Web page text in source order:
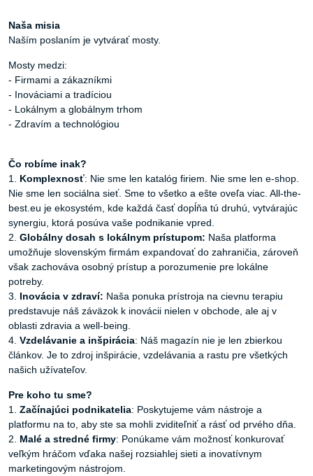
Naša misia
Naším poslaním je vytvárať mosty.
Mosty medzi:
- Firmami a zákazníkmi
- Inováciami a tradíciou
- Lokálnym a globálnym trhom
- Zdravím a technológiou
Čo robíme inak?
1. Komplexnosť: Nie sme len katalóg firiem. Nie sme len e-shop.
Nie sme len sociálna sieť. Sme to všetko a ešte oveľa viac. All-the-
best.eu je ekosystém, kde každá časť dopĺňa tú druhú, vytvárajúc
synergiu, ktorá posúva vaše podnikanie vpred.
2. Globálny dosah s lokálnym prístupom: Naša platforma
umožňuje slovenským firmám expandovať do zahraničia, zároveň
však zachováva osobný prístup a porozumenie pre lokálne
potreby.
3. Inovácia v zdraví: Naša ponuka prístroja na cievnu terapiu
predstavuje náš záväzok k inovácii nielen v obchode, ale aj v
oblasti zdravia a well-being.
4. Vzdelávanie a inšpirácia: Náš magazín nie je len zbierkou
článkov. Je to zdroj inšpirácie, vzdelávania a rastu pre všetkých
našich užívateľov.
Pre koho tu sme?
1. Začínajúci podnikatelia: Poskytujeme vám nástroje a
platformu na to, aby ste sa mohli zviditeľniť a rásť od prvého dňa.
2. Malé a stredné firmy: Ponúkame vám možnosť konkurovať
veľkým hráčom vďaka našej rozsiahlej sieti a inovatívnym
marketingovým nástrojom.